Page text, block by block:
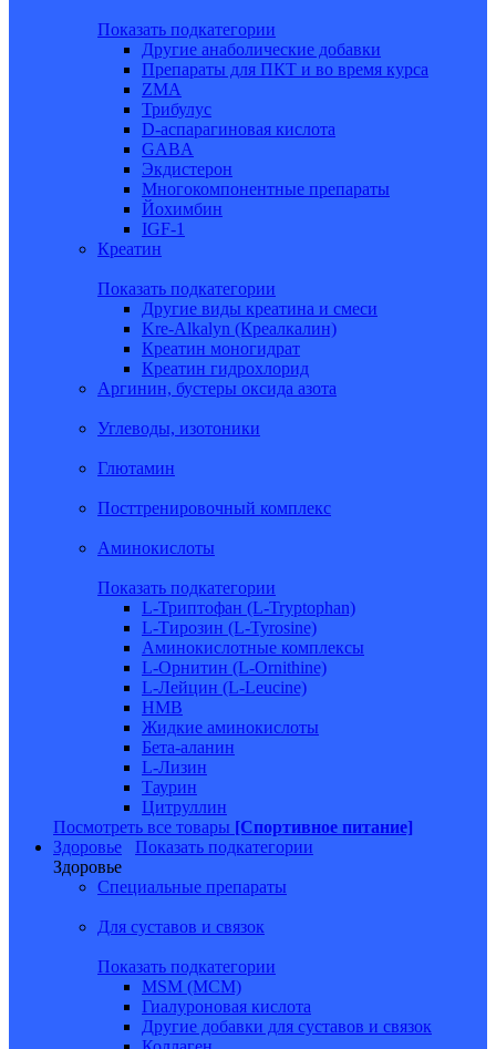
Показать подкатегории
Другие анаболические добавки
Препараты для ПКТ и во время курса
ZMA
Трибулус
D-аспарагиновая кислота
GABA
Экдистерон
Многокомпонентные препараты
Йохимбин
IGF-1
Креатин
Показать подкатегории
Другие виды креатина и смеси
Kre-Alkalyn (Креалкалин)
Креатин моногидрат
Креатин гидрохлорид
Аргинин, бустеры оксида азота
Углеводы, изотоники
Глютамин
Посттренировочный комплекс
Аминокислоты
Показать подкатегории
L-Триптофан (L-Tryptophan)
L-Тирозин (L-Tyrosine)
Аминокислотные комплексы
L-Орнитин (L-Ornithine)
L-Лейцин (L-Leucine)
HMB
Жидкие аминокислоты
Бета-аланин
L-Лизин
Таурин
Цитруллин
Посмотреть все товары [Спортивное питание]
Здоровье
Показать подкатегории
Здоровье
Специальные препараты
Для суставов и связок
Показать подкатегории
MSM (МСМ)
Гиалуроновая кислота
Другие добавки для суставов и связок